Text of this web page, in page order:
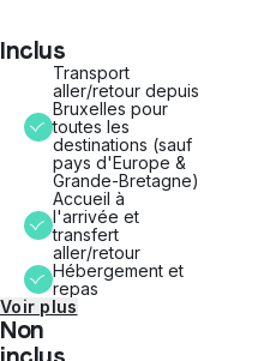
Inclus
Transport
aller/retour depuis
Bruxelles pour
toutes les
destinations (sauf
pays d'Europe &
Grande-Bretagne)
Accueil à
l'arrivée et
transfert
aller/retour
Hébergement et
repas
Voir plus
Non